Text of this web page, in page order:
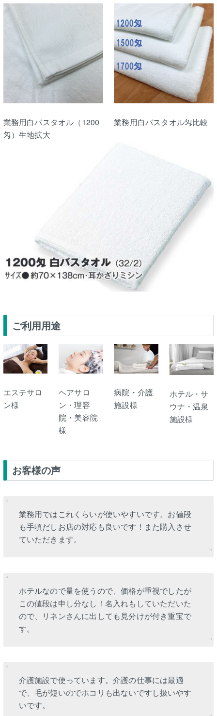
業務用白バスタオル（1200
匁）生地拡大
業務用白バスタオル匁比較
ご利用用途
エステサロ
ン様
ヘアサロ
ン・理容
院・美容院
様
病院・介護
施設様
ホテル・サ
ウナ・温泉
施設様
お客様の声
業務用ではこれくらいが使いやすいです。お値段
も手頃だしお店の対応も良いです！また購入させ
ていただきます。
ホテルなので量を使うので、価格が重視でしたが
この値段は申し分なし！名入れもしていただいた
ので、リネンさんに出しても見分けが付き重宝で
す。
介護施設で使っています。介護の仕事には最適
で、毛が短いのでホコリも出ないですし扱いやす
いです。